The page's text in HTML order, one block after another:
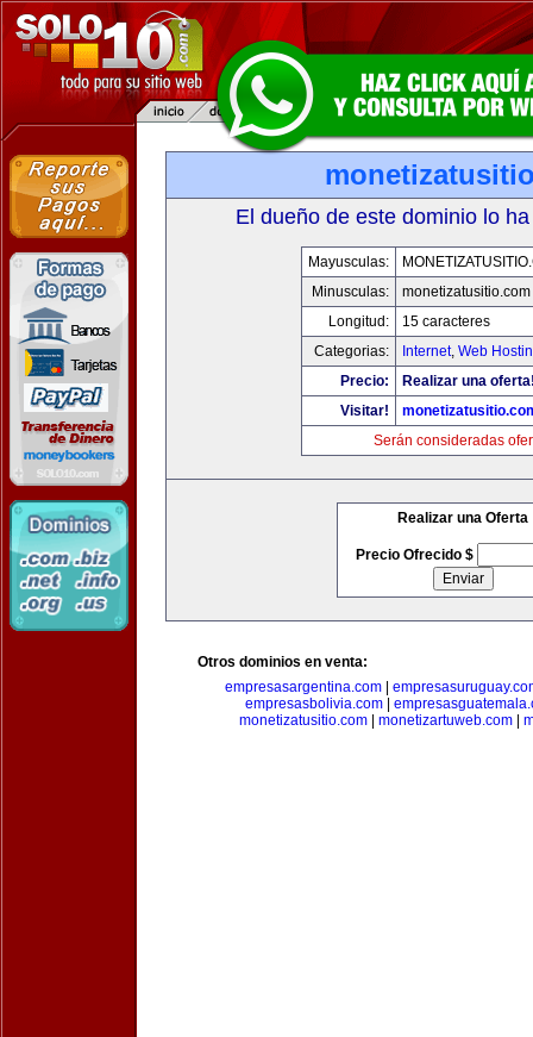
El dueño de este dominio lo
Mayusculas:
Minusculas:
monetizatusitio.com
Longitud:
15 caracteres
Categorias:
Internet, Web
Precio:
Realizar una
Visitar!
Serán consideradas
Realizar una Oferta
Precio Ofrecido $
Otros dominios en venta:
empresasargentina.com|
empresasbolivia.com
monetizatusitio.com
monetizartuweb.com